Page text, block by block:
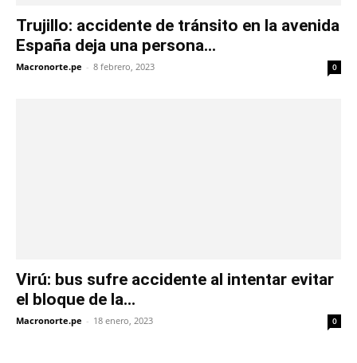
Trujillo: accidente de tránsito en la avenida
España deja una persona...
Macronorte.pe - 8 febrero, 2023 0
Virú: bus sufre accidente al intentar evitar
el bloque de la...
Macronorte.pe - 18 enero, 2023 0